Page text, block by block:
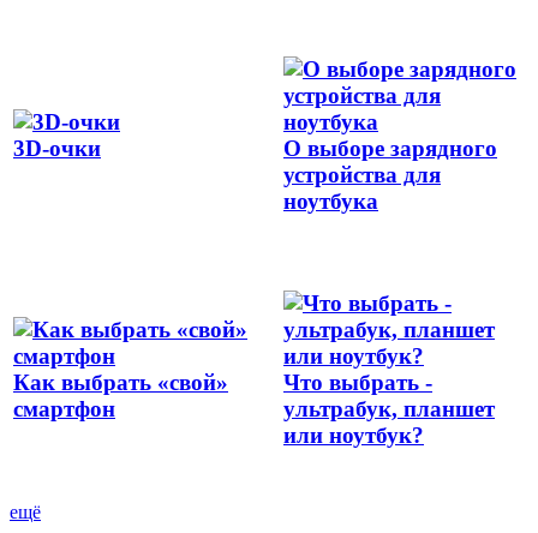
3D-очки
О выборе зарядного
устройства для
ноутбука
Как выбрать «свой»
смартфон
Что выбрать -
ультрабук, планшет
или ноутбук?
ещё